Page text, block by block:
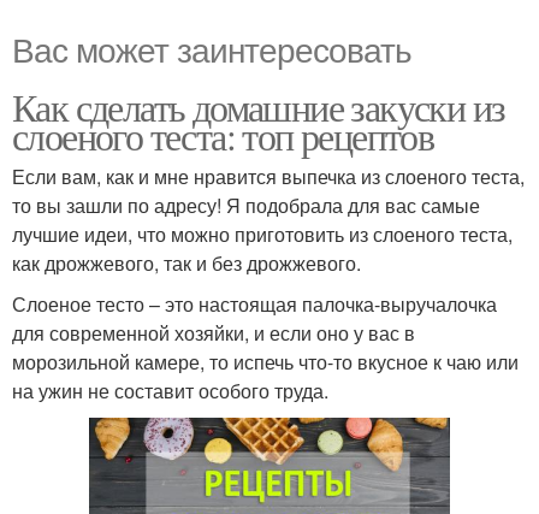
Вас может заинтересовать
Как сделать домашние закуски из
слоеного теста: топ рецептов
Если вам, как и мне нравится выпечка из слоеного теста,
то вы зашли по адресу! Я подобрала для вас самые
лучшие идеи, что можно приготовить из слоеного теста,
как дрожжевого, так и без дрожжевого.
Слоеное тесто – это настоящая палочка-выручалочка
для современной хозяйки, и если оно у вас в
морозильной камере, то испечь что-то вкусное к чаю или
на ужин не составит особого труда.